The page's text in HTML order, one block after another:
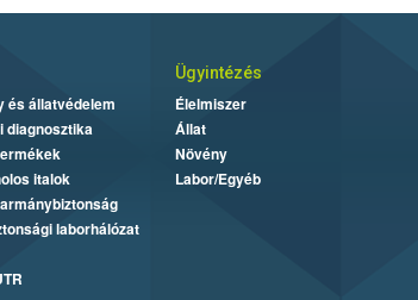
és állatvédelem
diagnosztika
italok
laborhálózat
Ügyintézés
Élelmiszer
Állat
Növény
Labor/Egyéb